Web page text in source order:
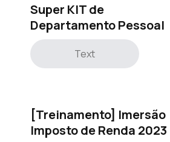
Super KIT de
Departamento Pessoal
Text
[Treinamento] Imersão
Imposto de Renda 2023